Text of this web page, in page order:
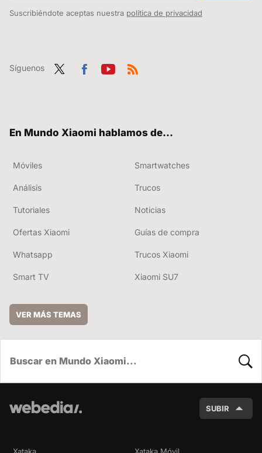
Suscribiéndote aceptas nuestra política de privacidad
Síguenos
En Mundo Xiaomi hablamos de...
Móviles Smartwatches
Análisis Trucos
Tutoriales Noticias
Ofertas Xiaomi Guías de compra
Whatsapp Trucos Xiaomi
Smart TV Xiaomi SU7
VER MÁS TEMAS
SUBIR